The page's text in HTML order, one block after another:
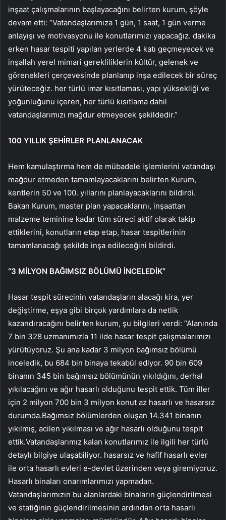
inşaat çalışmalarının başlayacağını belirten kurum, şöyle
devam etti: “Vatandaşlarımıza 1 gün, 1 saat, 1 gün verme
anlayışı ve motivasyonu ile konutlarımızı yapacağız. dakika
erken hasar tespiti yapılan yerlerde 4 katı geçmeyecek ve
inşallah yerel mimari gerekliliklerin kültür, gelenek ve
görenekleri çerçevesinde planlanıp inşa edilecek bir süreç
yürüteceğiz. her türlü imar kısıtlaması, yapı yüksekliği ve
yoğunluğunu içeren, her türlü kısıtlama dahil
vatandaşlarımızı mağdur etmeyecek şekildedir.”
100 YILLIK ŞEHİRLER PLANLANACAK
Hem kamulaştırma hem de mübadele işlemlerini vatandaşı
mağdur etmeden tamamlayacaklarını belirten Kurum,
kentlerin 50 ve 100. yıllarını planlayacaklarını bildirdi.
Bakan Kurum, master plan yapacaklarını, inşaattan
malzeme teminine kadar tüm süreci aktif olarak takip
ettiklerini, konutların etap etap, hasar tespitlerinin
tamamlanacağı şekilde inşa edileceğini bildirdi.
“3 MİLYON BAĞIMSIZ BÖLÜMÜ İNCELEDİK”
Hasar tespit sürecinin vatandaşların alacağı kira, yer
değiştirme, eşya gibi birçok yardımlara da netlik
kazandıracağını belirten kurum, şu bilgileri verdi: “Alanında
7 bin 328 uzmanımızla 11 ilde hasar tespit çalışmalarımızı
yürütüyoruz. Şu ana kadar 3 milyon bağımsız bölümü
inceledik, bu 684 bin binaya tekabül ediyor. 90 bin 609
binanın 345 bin bağımsız bölümünün yıkıldığını, derhal
yıkılacağını ve ağır hasarlı olduğunu tespit ettik. Tüm iller
için 2 milyon 700 bin 3 milyon konut az hasarlı ve hasarsız
durumda.Bağımsız bölümlerden oluşan 14.341 binanın
yıkılmış, acilen yıkılması ve ağır hasarlı olduğunu tespit
ettik.Vatandaşlarımız kalan konutlarımız ile ilgili her türlü
detaylı bilgiye ulaşabiliyor. hasarsız ve hafif hasarlı evler
ile orta hasarlı evleri e-devlet üzerinden veya giremiyoruz.
Hasarlı binaları onarımlarımızı yapmadan.
Vatandaşlarımızın bu alanlardaki binaların güçlendirilmesi
ve statiğinin güçlendirilmesinin ardından orta hasarlı